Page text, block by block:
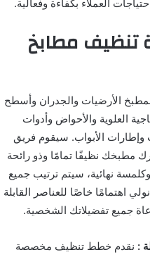
العملاء بكفاءة وفعالية.
مطابخ
الأرضيات والجدران وأسطح
العلوية والأحواض وأدوات
وإطارات الأبواب. سيقوم فريق
مطبخك نظيفًا تمامًا وذو رائحة
نهائية، سيتم ترتيب جميع
اهتمامًا خاصًا للعناصر القابلة
جميع تفضيلاتك الشخصية.
: نقدم خطط تنظيف مخصصة